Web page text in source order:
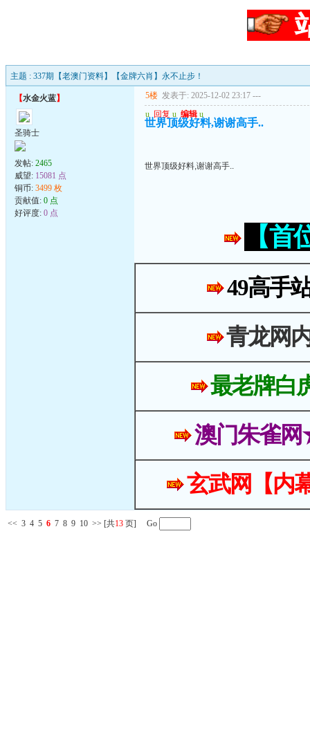
主题 : 337期【老澳门资料】【金牌六肖】永不止步！
【水金火蓝】
圣骑士
发帖: 2465
威望: 15081 点
铜币: 3499 枚
贡献值: 0 点
好评度: 0 点
5楼 发表于: 2025-12-02 23:17 ---
u 回复 u 编辑 u
世界顶级好料,谢谢高手..
世界顶级好料,谢谢高手..
【
49高手
青龙网
最老牌白
澳门朱雀
玄武网【内
<< 3 4 5 6 7 8 9 10 >> [共13 页] Go